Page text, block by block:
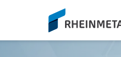
siteLogo